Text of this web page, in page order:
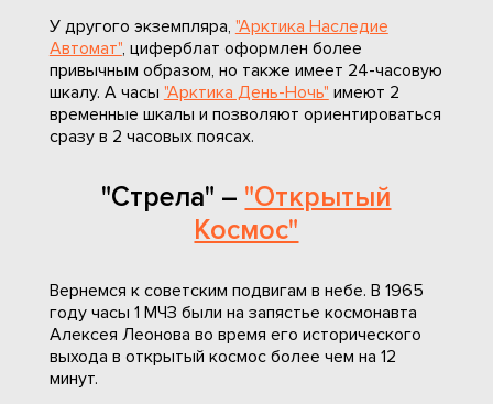
У другого экземпляра, "Арктика Наследие
Автомат", циферблат оформлен более
привычным образом, но также имеет 24-часовую
шкалу. А часы "Арктика День-Ночь" имеют 2
временные шкалы и позволяют ориентироваться
сразу в 2 часовых поясах.
"Стрела" – "Открытый
Космос"
Вернемся к советским подвигам в небе. В 1965
году часы 1 МЧЗ были на запястье космонавта
Алексея Леонова во время его исторического
выхода в открытый космос более чем на 12
минут.